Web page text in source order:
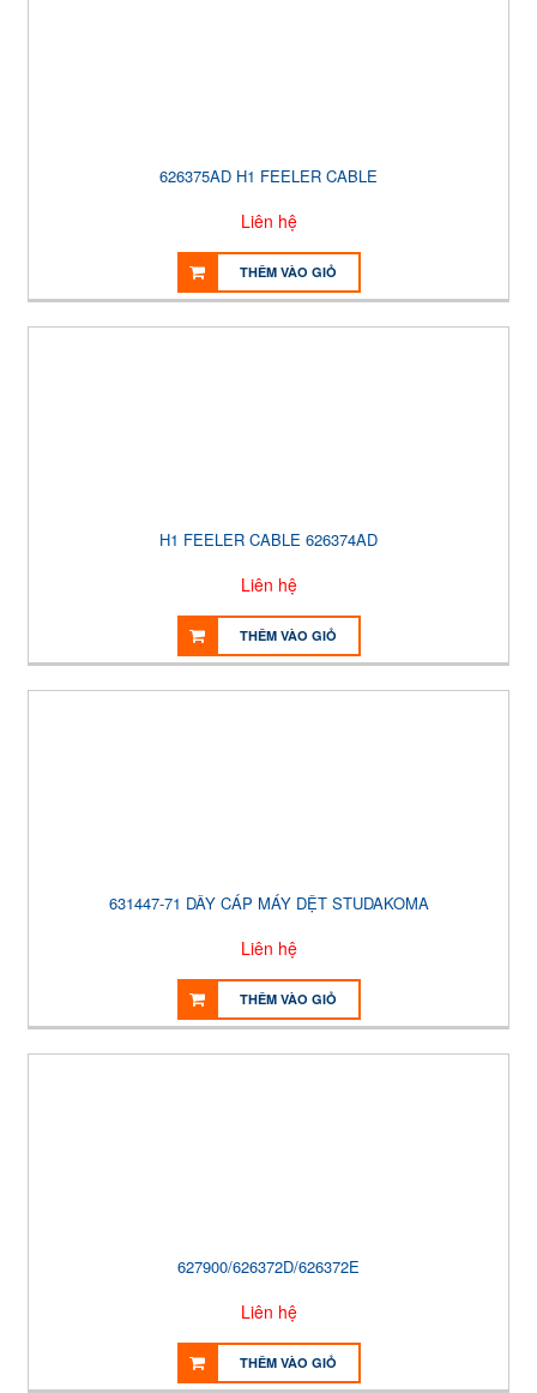
626375AD H1 FEELER CABLE
Liên hệ
THÊM VÀO GIỎ
H1 FEELER CABLE 626374AD
Liên hệ
THÊM VÀO GIỎ
631447-71 DÂY CÁP MÁY DỆT STUDAKOMA
Liên hệ
THÊM VÀO GIỎ
627900/626372D/626372E
Liên hệ
THÊM VÀO GIỎ